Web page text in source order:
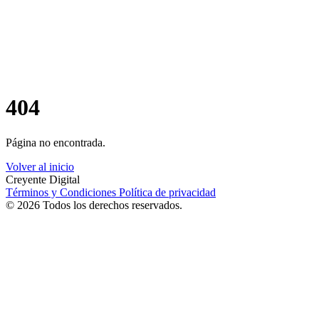
404
Página no encontrada.
Volver al inicio
Creyente Digital
Términos y Condiciones Política de privacidad
© 2026 Todos los derechos reservados.